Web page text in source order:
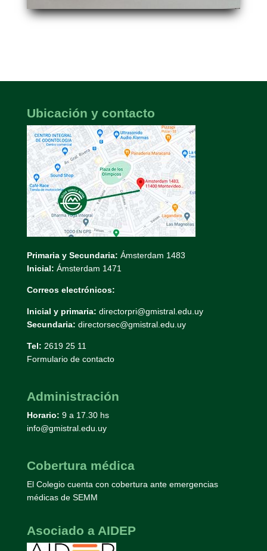
Ubicación y contacto
Primaria y Secundaria: Ámsterdam 1483
Inicial: Ámsterdam 1471
Correos electrónicos:
Inicial y primaria: directorpri@gmistral.edu.uy
Secundaria: directorsec@gmistral.edu.uy
Tel: 2619 25 11
Formulario de contacto
Administración
Horario: 9 a 17.30 hs
info@gmistral.edu.uy
Cobertura médica
El Colegio cuenta con cobertura ante emergencias
médicas de SEMM
Asociado a AIDEP